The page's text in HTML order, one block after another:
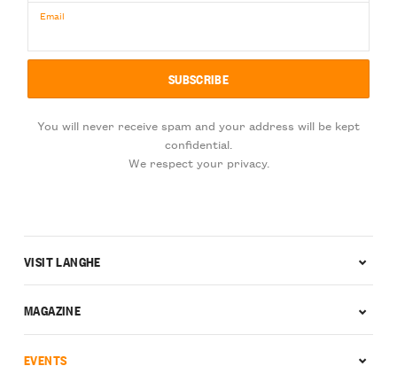
Email
You will never receive spam and your address will be kept
confidential.
We respect your privacy.
VISIT LANGHE
MAGAZINE
EVENTS